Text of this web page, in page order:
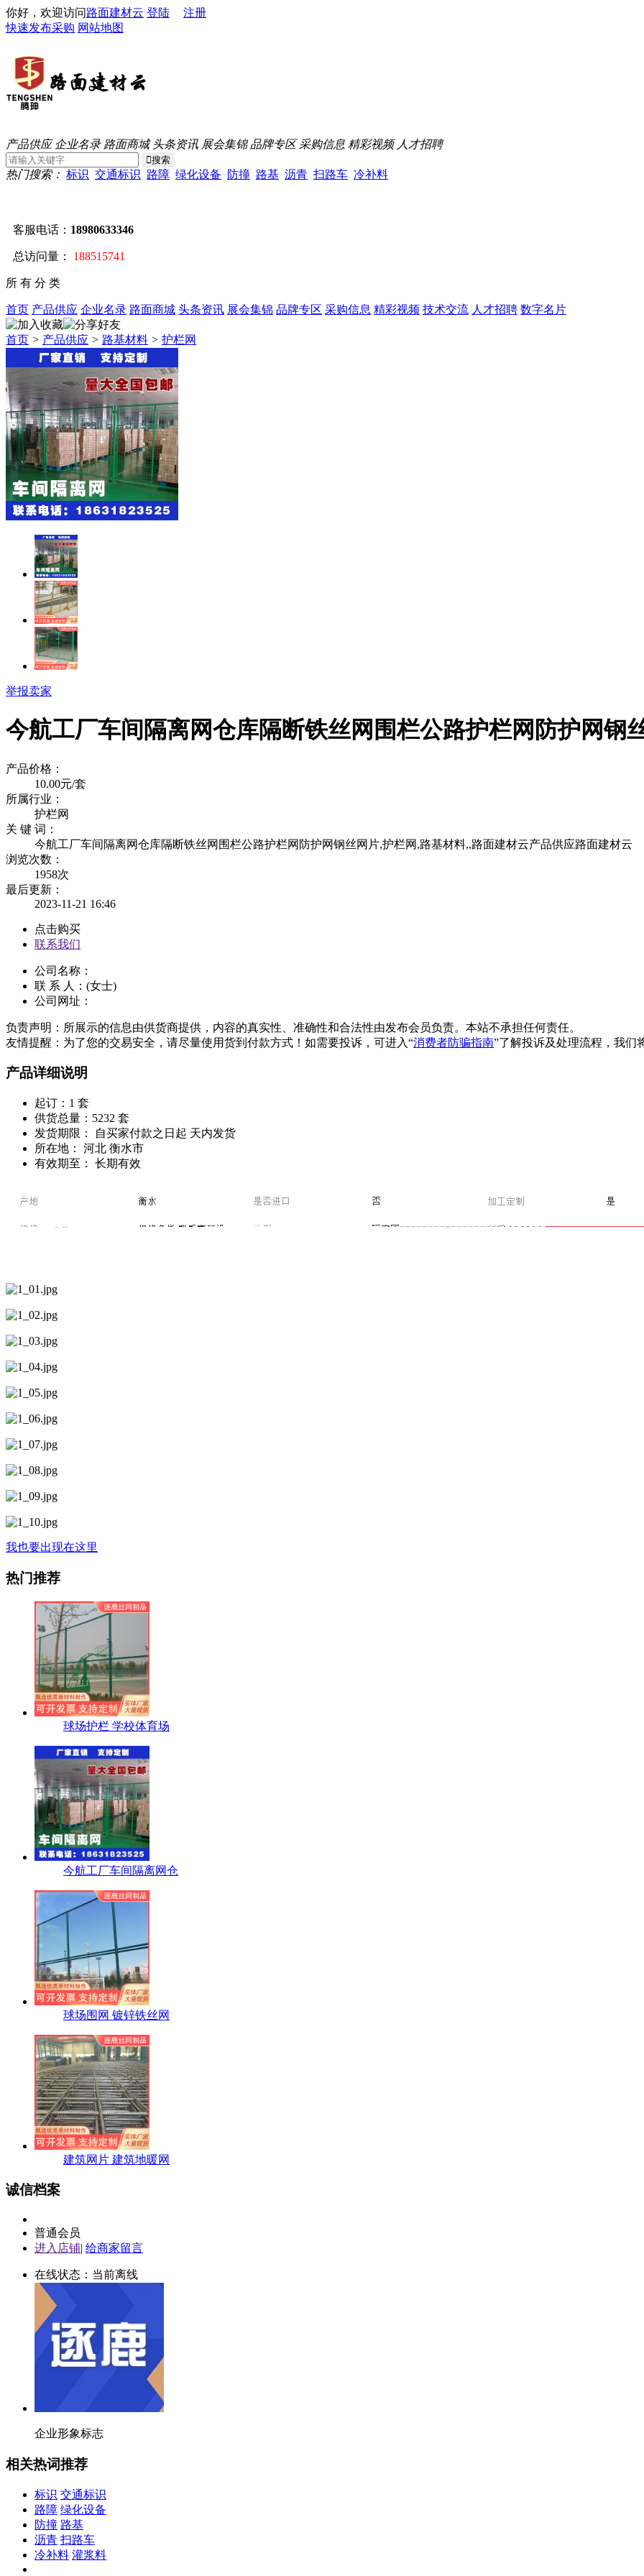
你好，欢迎访问路面建材云 登陆
注册
快速发布采购 网站地图
产品供应 企业名录 路面商城 头条资讯 展会集锦 品牌专区 采购信息 精彩视频 人才招聘
热门搜索： 标识 交通标识 路障 绿化设备 防撞 路基 沥青 扫路车 冷补料
客服电话： 18980633346
总访问量： 188515741
所 有 分 类
首页 产品供应 企业名录 路面商城 头条资讯 展会集锦 品牌专区 采购信息 精彩视频 技术交流 人才招聘 数字名片
首页 > 产品供应 > 路基材料 > 护栏网
举报卖家
今航工厂车间隔离网仓库隔断铁丝网围栏公路护栏网防护网钢
产品价格：
10.00元/套
所属行业：
护栏网
关 键 词：
今航工厂车间隔离网仓库隔断铁丝网围栏公路护栏网防护网钢丝网片,护栏网,路基材料,,路面建材云产品供应路面建材云
浏览次数：
1958次
最后更新：
2023-11-21 16:46
点击购买
联系我们
公司名称：
联 系 人： (女士)
公司网址：
负责声明：所展示的信息由供货商提供，内容的真实性、准确性和合法性由发布会员负责。本站不承担任何责任。
友情提醒：为了您的交易安全，请尽量使用货到付款方式！如需要投诉，可进入“消费者防骗指南”了解投诉及处理流程，我们
产品详细说明
起订： 1 套
供货总量： 5232 套
发货期限：
自买家付款之日起 天内发货
所在地：
河北 衡水市
有效期至：
长期有效
我也要出现在这里
热门推荐
球场护栏 学校体育场
今航工厂车间隔离网仓
球场围网 镀锌铁丝网
建筑网片 建筑地暖网
诚信档案
普通会员
进入店铺| 给商家留言
在线状态： 当前离线
企业形象标志
相关热词推荐
标识 交通标识
路障 绿化设备
防撞 路基
沥青 扫路车
冷补料 灌浆料